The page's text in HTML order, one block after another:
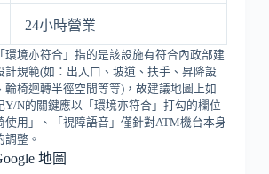
24小時營業
環境亦符合」指的是該設施有符合內政部建
計規範(如：出入口、坡道、扶手、昇降設
輪椅迴轉半徑空間等等)，故建議地圖上如
Y/N的關鍵應以「環境亦符合」打勾的欄位
使用」、「視障語音」僅針對ATM機台本身
調整。
地圖